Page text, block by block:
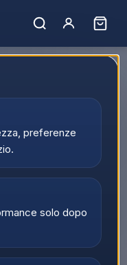
preferenze
solo dopo
6.3"
▲